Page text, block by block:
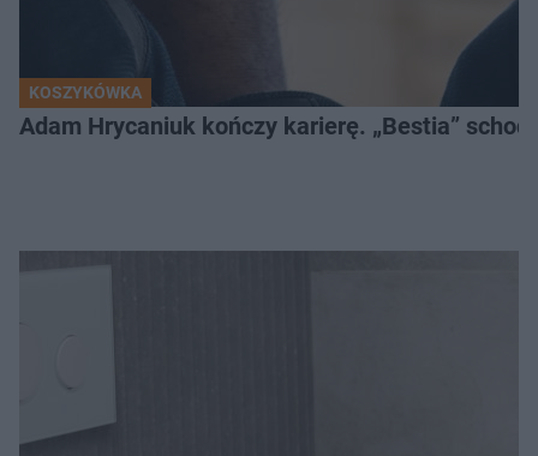
KOSZYKÓWKA
Adam Hrycaniuk kończy karierę. „Bestia”